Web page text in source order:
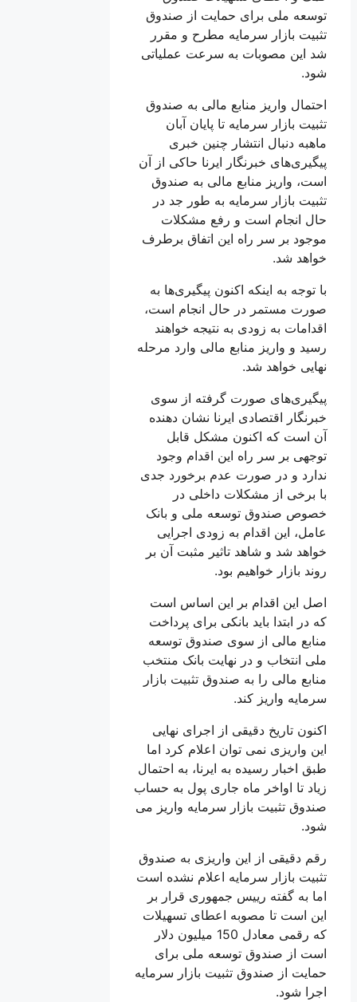
توسعه ملی برای حمایت از صندوق
تثبیت بازار سرمایه مطرح و مقرر
شد این مصوبات به سرعت عملیاتی
شود.
احتمال واریز منابع مالی به صندوق
تثبیت بازار سرمایه تا پایان آبان
ماهبه دنبال انتشار چنین خبری
پیگیری‌های خبرنگار ایرنا حاکی از آن
است، واریز منابع مالی به صندوق
تثبیت بازار سرمایه به طور جد در
حال انجام است و رفع مشکلات
موجود بر سر راه این اتفاق برطرف
خواهد شد.
با توجه به اینکه اکنون پیگیری‌ها به
صورت مستمر در حال انجام است،
اقدامات به زودی به نتیجه خواهند
رسید و واریز منابع مالی وارد مرحله
نهایی خواهد شد.
پیگیری‌های صورت گرفته از سوی
خبرنگار اقتصادی ایرنا نشان دهنده
آن است که اکنون مشکل قابل
توجهی بر سر راه این اقدام وجود
ندارد و در صورت عدم برخورد جدی
با برخی از مشکلات داخلی در
خصوص صندوق توسعه ملی و بانک
عامل، این اقدام به زودی اجرایی
خواهد شد و شاهد تاثیر مثبت آن بر
روند بازار خواهیم بود.
اصل این اقدام بر این اساس است
که در ابتدا باید بانکی برای پرداخت
منابع مالی از سوی صندوق توسعه
ملی انتخاب و در نهایت بانک منتخب
منابع مالی را به صندوق تثبیت بازار
سرمایه واریز کند.
اکنون تاریخ دقیقی از اجرای نهایی
این واریزی نمی توان اعلام کرد اما
طبق اخبار رسیده به ایرنا، به احتمال
زیاد تا اواخر ماه جاری پول به حساب
صندوق تثبیت بازار سرمایه واریز می
شود.
رقم دقیقی از این واریزی به صندوق
تثبیت بازار سرمایه اعلام نشده است
اما به گفته رییس جمهوری قرار بر
این است تا مصوبه اعطای تسهیلات
که رقمی معادل 150 میلیون دلار
است از صندوق توسعه ملی برای
حمایت از صندوق تثبیت بازار سرمایه
اجرا شود.